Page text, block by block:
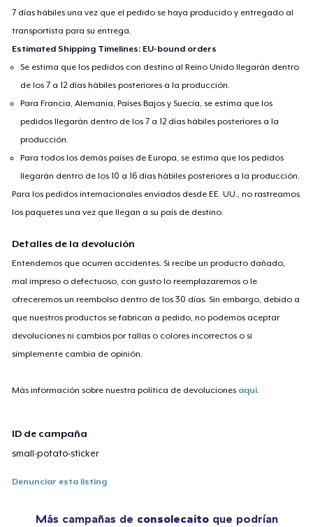
7 días hábiles una vez que el pedido se haya producido y entregado al
transportista para su entrega.
Estimated Shipping Timelines: EU-bound orders
Se estima que los pedidos con destino al Reino Unido llegarán dentro
de los 7 a 12 días hábiles posteriores a la producción.
Para Francia, Alemania, Países Bajos y Suecia, se estima que los
pedidos llegarán dentro de los 7 a 12 días hábiles posteriores a la
producción.
Para todos los demás países de Europa, se estima que los pedidos
llegarán dentro de los 10 a 16 días hábiles posteriores a la producción.
Para los pedidos internacionales enviados desde EE. UU., no rastreamos
los paquetes una vez que llegan a su país de destino.
Detalles de la devolución
Entendemos que ocurren accidentes. Si recibe un producto dañado,
mal impreso o defectuoso, con gusto lo reemplazaremos o le
ofreceremos un reembolso dentro de los 30 días. Sin embargo, debido a
que nuestros productos se fabrican a pedido, no podemos aceptar
devoluciones ni cambios por tallas o colores incorrectos o si
simplemente cambia de opinión.
Más información sobre nuestra política de devoluciones aquí
ID de campaña
small-potato-sticker
Denunciar esta listing
Más campañas de consolecaitoque podrían